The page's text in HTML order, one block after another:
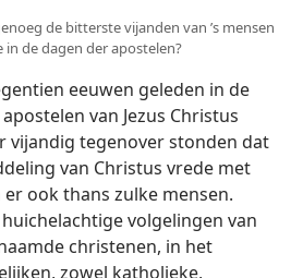
de bitterste vijanden van ’s mensen
in de dagen der apostelen?
eeuwen geleden in de
van Jezus Christus
vijandig tegenover stonden dat
van Christus vrede met
ook thans zulke mensen.
volgelingen van
christenen, in het
zowel katholieke,